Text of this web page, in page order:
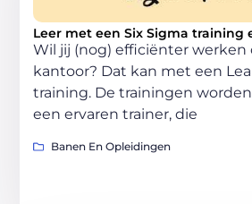
Leer met een Six Sigma training
Wil jij (nog) efficiënter werken
kantoor? Dat kan met een
training. De trainingen
een ervaren trainer, die
Banen En Opleidingen